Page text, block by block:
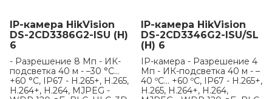
IP-камера HikVision
DS-2CD3386G2-ISU (H)
6
- Разрешение 8 Мп - ИК-
подсветка 40 м - –30 °C…
+60 °C, IP67 - H.265+, H.265,
H.264+, H.264, MJPEG -
IP-камера HikVision
DS-2CD3346G2-ISU/SL
(H) 6
IP-камера - Разрешение 4
Мп - ИК-подсветка 40 м - –
40 ºC… +60 ºC, IP67 - H.265+,
H.265, H.264+, H.264,